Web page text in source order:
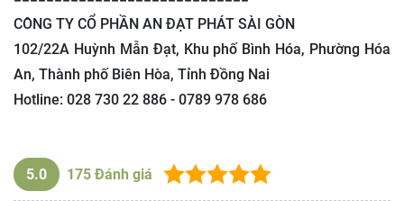
CÔNG TY CỔ PHẦN AN ĐẠT PHÁT SÀI GÒN
102/22A Huỳnh Mẫn Đạt, Khu phố Bình Hóa, Phường Hóa
An, Thành phố Biên Hòa, Tỉnh Đồng Nai
Hotline: 028 730 22 886 - 0789 978 686
5.0 175Đánh giá